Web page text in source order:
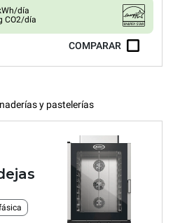
día
CO2/día
COMPARAR
y pastelerías